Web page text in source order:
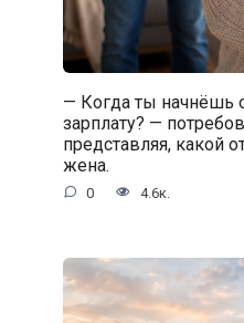
— Когда ты начнёшь
зарплату? —
представляя, какой
жена.
0 4.6к.